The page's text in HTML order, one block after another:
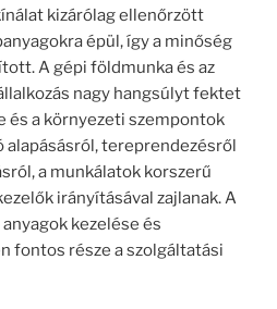
kizárólag ellenőrzött
épül, így a minőség
A gépi földmunka és az
nagy hangsúlyt fektet
és a környezeti szempontok
alapásásról, tereprendezésről
a munkálatok korszerű
irányításával zajlanak. A
kezelése és
fontos része a szolgáltatási